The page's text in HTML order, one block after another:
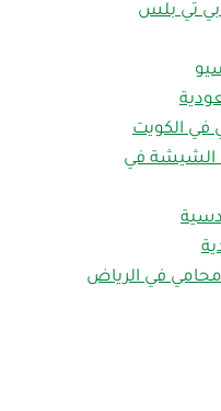
بي تي بلس
في الكويت
الشيشة في
في الرياض